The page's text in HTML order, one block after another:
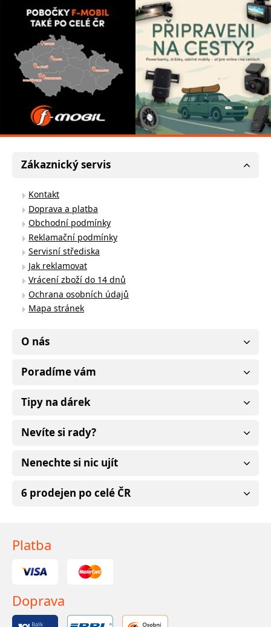
Zákaznický servis
Kontakt
Doprava a platba
Obchodní podmínky
Reklamační podmínky
Servisní střediska
Jak reklamovat
Vrácení zboží do 14 dnů
Ochrana osobních údajů
Mapa stránek
O nás
Poradíme vám
Tipy na dárek
Nevíte si rady?
Nenechte si nic ujít
6 prodejen po celé ČR
Platba
Doprava